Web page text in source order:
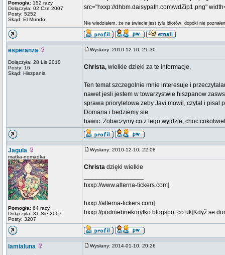
Pomogła: 152 razy
Dołączyła: 02 Cze 2007
Posty: 5252
Skąd: El Mundo
src="hxxp://dhbm.daisypath.com/wdZip1.png"
Nie wiedziałem, że na świecie jest tylu idiotów, dopóki nie
esperanza
Dołączyła: 28 Lis 2010
Posty: 16
Skąd: Hiszpania
Wysłany: 2010-12-10, 21:30
Christa, wielkie dzieki za te informacje,
Ten temat szczegolnie mnie interesuje i
nawet jesli jestem w towarzystwie hiszpanow
sprawa priorytetowa zeby Javi mowil, czytal i
Domana i bedziemy sie
bawic. Zobaczymy co z tego wyjdzie, choc
Jagula
matka-nomadka
Pomogła: 64 razy
Dołączyła: 31 Sie 2007
Posty: 3207
Wysłany: 2010-12-10, 22:08
Christa dzięki wielkie
hxxp://www.alterna-tickers.com]
hxxp://alterna-tickers.com]
hxxp://podniebnekorytko.blogspot.co.uk]Když se
lamialuna Wysłany: 2014-01-10, 20:26